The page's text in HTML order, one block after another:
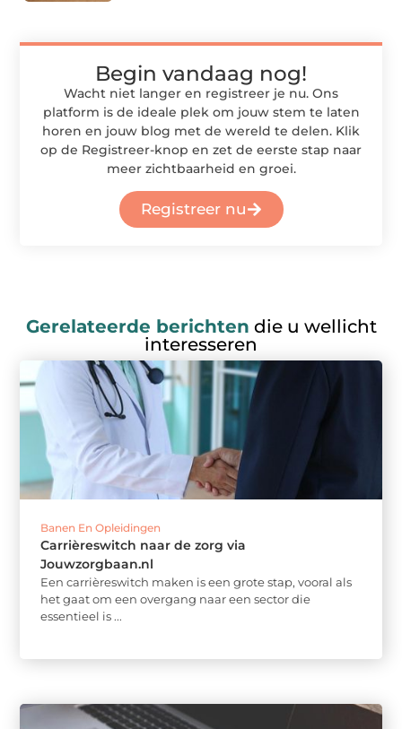
Begin vandaag nog!
Wacht niet langer en registreer je nu. Ons
platform is de ideale plek om jouw stem te laten
horen en jouw blog met de wereld te delen. Klik
op de Registreer-knop en zet de eerste stap naar
meer zichtbaarheid en groei.
Registreer nu
Gerelateerde berichten die u wellicht
interesseren
Banen En Opleidingen
Carrièreswitch naar de zorg via
Jouwzorgbaan.nl
Een carrièreswitch maken is een grote stap, vooral als
het gaat om een overgang naar een sector die
essentieel is ...